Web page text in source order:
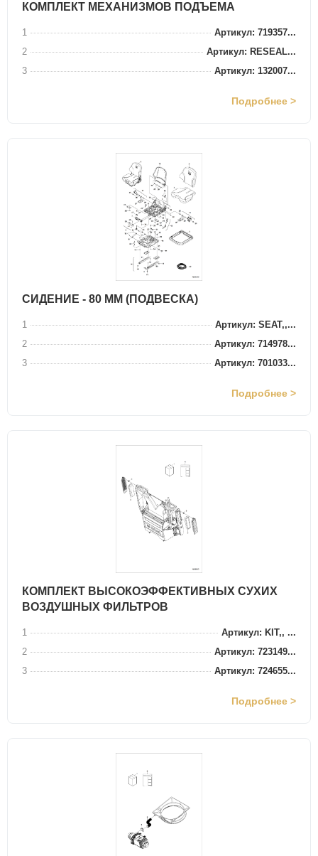
КОМПЛЕКТ МЕХАНИЗМОВ ПОДЪЕМА
1
Артикул: 719357...
2
Артикул: RESEAL...
3
Артикул: 132007...
Подробнее >
СИДЕНИЕ - 80 ММ (ПОДВЕСКА)
1
Артикул: SEAT,,...
2
Артикул: 714978...
3
Артикул: 701033...
Подробнее >
КОМПЛЕКТ ВЫСОКОЭФФЕКТИВНЫХ СУХИХ
ВОЗДУШНЫХ ФИЛЬТРОВ
1
Артикул: KIT,, ...
2
Артикул: 723149...
3
Артикул: 724655...
Подробнее >